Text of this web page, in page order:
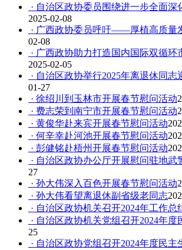
· 自治区政协委员围绕进一步全面深
2025-02-08
· 广西政协委员呼吁——厚植高质量
02-08
· 广西政协助力打造国内国际双循环
2025-02-05
· 自治区政协举行2025年离退休同志
01-27
· 徐绍川到玉林市开展春节慰问活动
· 费志荣到南宁市开展春节慰问活动
· 黄俊华赴来宾开展春节慰问活动
· 何辛幸赴河池开展春节慰问活动
· 彭健铭赴梧州开展春节慰问活动
· 自治区政协办公厅开展慰问驻地武
27
· 孙大伟深入百色开展春节慰问活动
· 孙大伟看望离退休副省级老同志
· 自治区政协机关召开2024年工作总
· 自治区政协机关党组召开2024年度
25
· 自治区政协党组召开2024年度民